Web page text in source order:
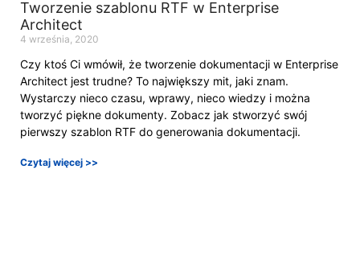
Tworzenie szablonu RTF w Enterprise
Architect
4 września, 2020
Czy ktoś Ci wmówił, że tworzenie dokumentacji w Enterprise
Architect jest trudne? To największy mit, jaki znam.
Wystarczy nieco czasu, wprawy, nieco wiedzy i można
tworzyć piękne dokumenty. ​Zobacz jak stworzyć swój
pierwszy szablon RTF do generowania dokumentacji.
Czytaj więcej >>